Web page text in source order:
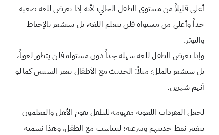
أعلى قليلاً من مستوى الطفل الحالي؛ لأنه إذا تعرض للغة صعبة
جداً وأعلى من مستواه فلن يتعلم اللغة، بل سيشعر بالإحباط
والتوتر.
وإذا تعرض الطفل للغة سهلة جداً دون مستواه فلن يتطور لغوياً،
بل سيشعر بالملل؛ مثلاً: الحديث مع الأطفال بعمر السنتين كما لو
أنهم شهرين.
لجعل المفردات اللغوية مفهومة للطفل يقوم الأهل والمعلمون
بتغيير نمط حديثهم وسرعته؛ ليتناسب مع الطفل، وهذا نسميه